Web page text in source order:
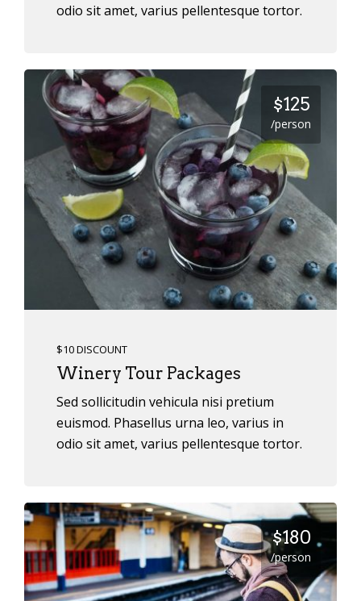
odio sit amet, varius pellentesque tortor.
$125
/person
$10 DISCOUNT
Winery Tour Packages
Sed sollicitudin vehicula nisi pretium
euismod. Phasellus urna leo, varius in
odio sit amet, varius pellentesque tortor.
$180
/person